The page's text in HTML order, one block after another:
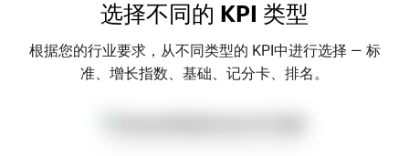
选择不同的 KPI 类型
根据您的行业要求，从不同类型的 KPI中进行选择 — 标
准、增长指数、基础、记分卡、排名。